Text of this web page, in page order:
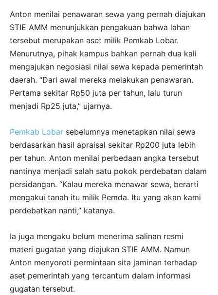
Anton menilai penawaran sewa yang pernah diajukan
STIE AMM menunjukkan pengakuan bahwa lahan
tersebut merupakan aset milik Pemkab Lobar.
Menurutnya, pihak kampus bahkan pernah dua kali
mengajukan negosiasi nilai sewa kepada pemerintah
daerah. “Dari awal mereka melakukan penawaran.
Pertama sekitar Rp50 juta per tahun, lalu turun
menjadi Rp25 juta,” ujarnya.
Pemkab Lobar sebelumnya menetapkan nilai sewa
berdasarkan hasil apraisal sekitar Rp200 juta lebih
per tahun. Anton menilai perbedaan angka tersebut
nantinya menjadi salah satu pokok perdebatan dalam
persidangan. “Kalau mereka menawar sewa, berarti
mengakui tanah itu milik Pemda. Itu yang akan kami
perdebatkan nanti,” katanya.
Ia juga mengaku belum menerima salinan resmi
materi gugatan yang diajukan STIE AMM. Namun
Anton menyoroti permintaan sita jaminan terhadap
aset pemerintah yang tercantum dalam informasi
gugatan tersebut.